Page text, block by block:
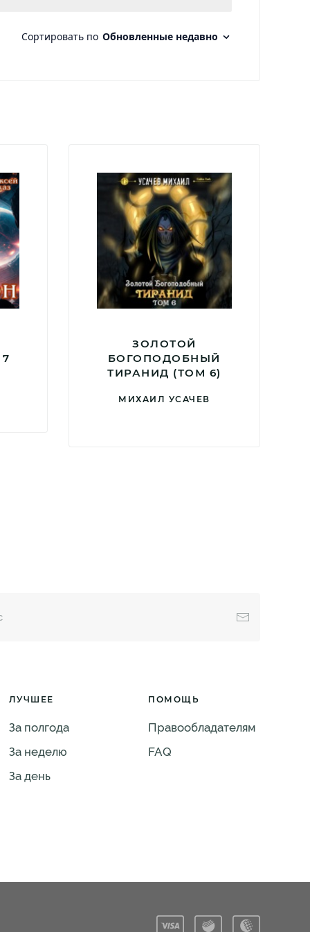
ЗОЛОТОЙ
БОГОПОДОБНЫЙ
ТИРАНИД (ТОМ 6)
МИХАИЛ УСАЧЕВ
ЛУЧШЕЕ
За полгода
За неделю
За день
ПОМОЩЬ
Правообладателям
FAQ